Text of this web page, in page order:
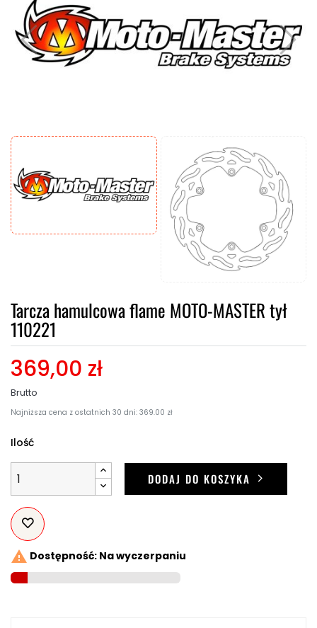
Tarcza hamulcowa flame MOTO-MASTER tył
110221
369,00 zł
Brutto
Najniższa cena z ostatnich 30 dni: 369.00 zł
Ilość
DODAJ DO KOSZYKA
 Dostępność: Na wyczerpaniu